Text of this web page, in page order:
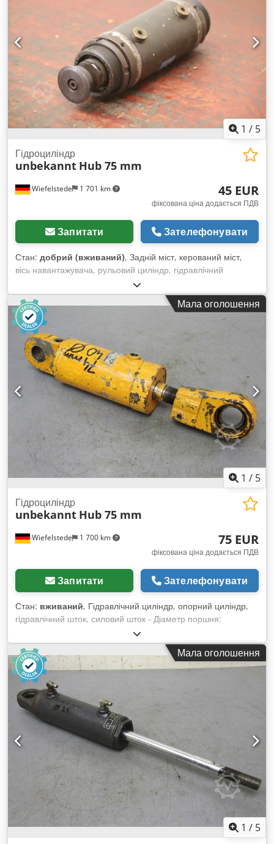
1 / 5
Wiefelstede 1 701 km
Гідроциліндр
unbekannt Hub 75 mm
45 EUR
фіксована ціна додається ПДВ
Запитати Зателефонувати
Стан: добрий (вживаний), Задній міст, керований міст,
вісь навантажувача, рульовий циліндр, гідравлічний
циліндр, опорний циліндр, гідравлічний шток, натискний
шток, тяговий гідроциліндр Dodpfxsv Ni Azo Ad Sjck -
Гідравлічний циліндр: тяговий гідроциліндр, хід 75 мм -
Поршень: Ø 12 мм - Кількість: доступно 2 циліндри - Ціна: за
штуку - Розміри: Ø 50 x 170 мм - Вага: 1,5 кг/од.
Мала оголошення
1 / 5
Wiefelstede 1 700 km
Гідроциліндр
unbekannt Hub 75 mm
75 EUR
фіксована ціна додається ПДВ
Запитати Зателефонувати
Стан: вживаний, Гідравлічний циліндр, опорний циліндр,
гідравлічний шток, силовий шток - Діаметр поршня:
приблизно 90 мм - Поршневий шток: Ø 40 мм - Діаметр
вушка: 40/40 мм - Хід: 75 мм Djdpfx Aod Erv Ued Seck -
Кількість: 4 циліндри в наявності - Ціна: за штуку - Габарити:
Ø 105/H555 мм - Вага: 18 кг
Мала оголошення
1 / 5